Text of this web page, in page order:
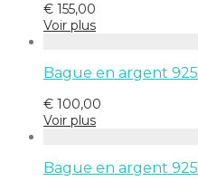
€ 155,00
Voir plus
Bague en argent 925
€ 100,00
Voir plus
Bague en argent 925